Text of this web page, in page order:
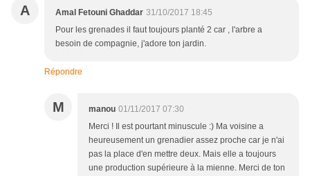
A Amal Fetouni Ghaddar 31/10/2017 18:45
Pour les grenades il faut toujours planté 2 car , l'arbre a
besoin de compagnie, j'adore ton jardin.
Répondre
M manou 01/11/2017 07:30
Merci ! Il est pourtant minuscule :) Ma voisine a
heureusement un grenadier assez proche car je n'ai
pas la place d'en mettre deux. Mais elle a toujours
une production supérieure à la mienne. Merci de ton